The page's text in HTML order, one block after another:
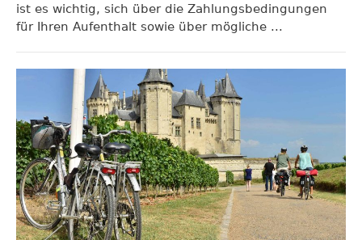
ist es wichtig, sich über die Zahlungsbedingungen
für Ihren Aufenthalt sowie über mögliche ...